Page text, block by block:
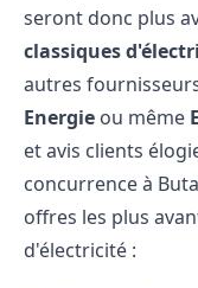
seront donc plus
classiques
autres
Energie ou même
et avis clients
concurrence à
offres les plus
d'électricité :